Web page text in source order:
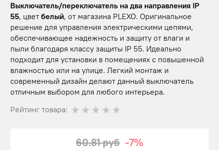
Выключатель/переключатель на два направления IP
55, цвет белый, от магазина PLEXO. Оригинальное
решение для управления электрическими цепями,
обеспечивающее надежность и защиту от влаги и
пыли благодаря классу защиты IP 55. Идеально
подходит для установки в помещениях с повышенной
влажностью или на улице. Легкий монтаж и
современный дизайн делают данный выключатель
отличным выбором для любого интерьера.
Рейтинг товара:
60.81 руб -7%